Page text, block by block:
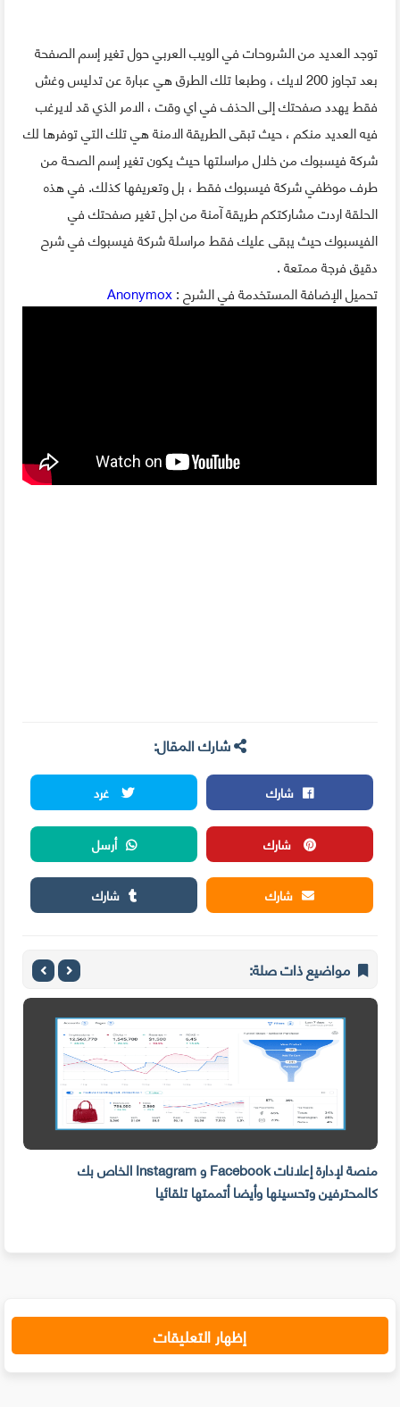
توجد العديد من الشروحات في الويب العربي حول تغير إسم الصفحة
بعد تجاوز 200 لايك ، وطبعا تلك الطرق هي عبارة عن تدليس وغش
فقط يهدد صفحتك إلى الحذف في اي وقت ، الامر الذي قد لايرغب
فيه العديد منكم ، حيث تبقى الطريقة الامنة هي تلك التي توفرها لك
شركة فيسبوك من خلال مراسلتها حيث يكون تغير إسم الصحة من
طرف موظفي شركة فيسبوك فقط ، بل وتعريفها كذلك. في هذه
الحلقة اردت مشاركتكم طريقة آمنة من اجل تغير صفحتك في
الفيسبوك حيث يبقى عليك فقط مراسلة شركة فيسبوك في شرح
دقيق فرجة ممتعة .
تحميل الإضافة المستخدمة في الشرح :Anonymox
شارك المقال:
شارك
غرد
شارك
أرسل
شارك
شارك
مواضيع ذات صلة:
منصة لإدارة إعلانات Facebook و Instagram الخاص بك
كالمحترفين وتحسينها وأيضا أتممتها تلقائيا
إظهار التعليقات